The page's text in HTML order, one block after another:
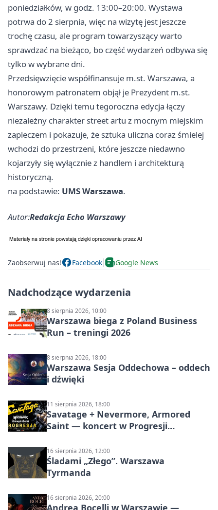
poniedziałków, w godz. 13:00–20:00. Wystawa
potrwa do 2 sierpnia, więc na wizytę jest jeszcze
trochę czasu, ale program towarzyszący warto
sprawdzać na bieżąco, bo część wydarzeń odbywa się
tylko w wybrane dni.
Przedsięwzięcie współfinansuje m.st. Warszawa, a
honorowym patronatem objął je Prezydent m.st.
Warszawy. Dzięki temu tegoroczna edycja łączy
niezależny charakter street artu z mocnym miejskim
zapleczem i pokazuje, że sztuka uliczna coraz śmielej
wchodzi do przestrzeni, które jeszcze niedawno
kojarzyły się wyłącznie z handlem i architekturą
historyczną.
na podstawie: UMS Warszawa.
Autor:Redakcja Echo Warszawy
Zaobserwuj nas! Facebook Google News
Nadchodzące wydarzenia
8 sierpnia 2026, 10:00
Warszawa biega z Poland Business
Run – treningi 2026
8 sierpnia 2026, 18:00
Warszawa Sesja Oddechowa – oddech
i dźwięki
11 sierpnia 2026, 18:00
Savatage + Nevermore, Armored
Saint — koncert w Progresji
16 sierpnia 2026, 12:00
Śladami „Złego”. Warszawa
Tyrmanda
16 sierpnia 2026, 20:00